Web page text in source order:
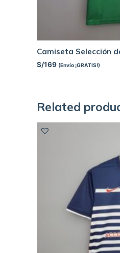
Camiseta Selección
S/169 (Envío ¡GRATIS!)
Related